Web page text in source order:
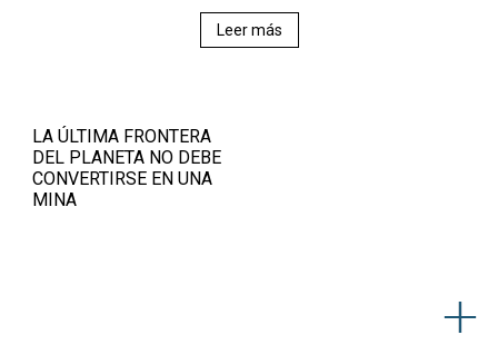
Leer más
LA ÚLTIMA FRONTERA
DEL PLANETA NO DEBE
CONVERTIRSE EN UNA
MINA